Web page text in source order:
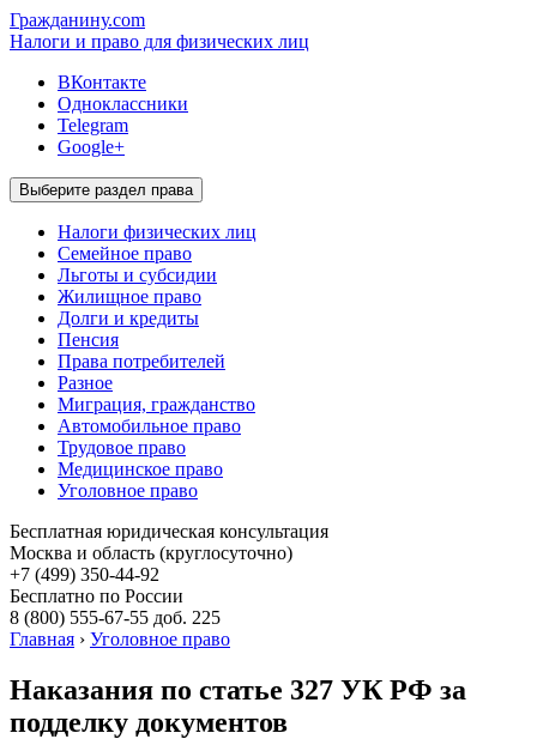
Гражданину.com
Налоги и право для физических лиц
ВКонтакте
Одноклассники
Telegram
Google+
Выберите раздел права
Налоги физических лиц
Семейное право
Льготы и субсидии
Жилищное право
Долги и кредиты
Пенсия
Права потребителей
Разное
Миграция, гражданство
Автомобильное право
Трудовое право
Медицинское право
Уголовное право
Бесплатная юридическая консультация
Москва и область (круглосуточно)
+7 (499) 350-44-92
Бесплатно по России
8 (800) 555-67-55 доб. 225
Главная › Уголовное право
Наказания по статье 327 УК РФ за
подделку документов